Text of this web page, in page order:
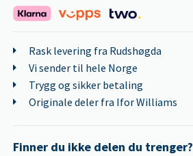
Rask levering fra Rudshøgda
Vi sender til hele Norge
Trygg og sikker betaling
Originale deler fra Ifor Williams
Finner du ikke delen du trenger?